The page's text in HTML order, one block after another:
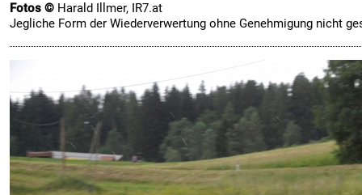
Fotos © Harald Illmer, IR7.at
Jegliche Form der Wiederverwertung ohne Genehmigung nicht